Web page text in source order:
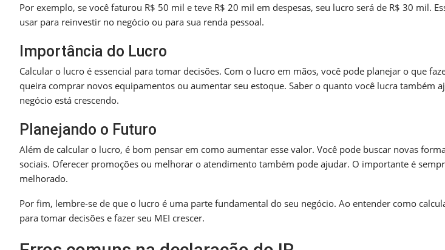
Por exemplo, se você faturou R$ 50 mil e teve R$ 20 mil em despesas, seu lucro será de R$ 30 mil.
usar para reinvestir no negócio ou para sua renda pessoal.
Importância do Lucro
Calcular o lucro é essencial para tomar decisões. Com o lucro em mãos, você pode planejar o que
queira comprar novos equipamentos ou aumentar seu estoque. Saber o quanto você lucra também
negócio está crescendo.
Planejando o Futuro
Além de calcular o lucro, é bom pensar em como aumentar esse valor. Você pode buscar novas
sociais. Oferecer promoções ou melhorar o atendimento também pode ajudar. O importante é
melhorado.
Por fim, lembre-se de que o lucro é uma parte fundamental do seu negócio. Ao entender como
para tomar decisões e fazer seu MEI crescer.